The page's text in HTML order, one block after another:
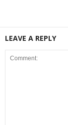
LEAVE A REPLY